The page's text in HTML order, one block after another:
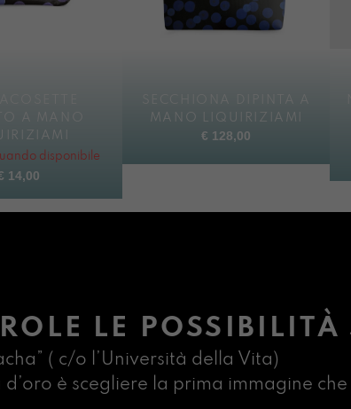
A MANO
disponibile
14,00
MANO LIQUIRIZIAMI
€ 128,00
LE POSSIBILITÀ
( c/o l’Università della Vita)
è scegliere la prima immagine